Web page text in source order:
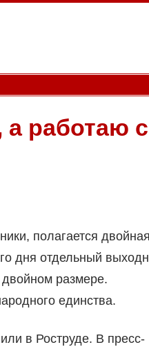
работаю с
полагается
дня отдельный
двойном размере.
единства.
в Роструде. В пресс-